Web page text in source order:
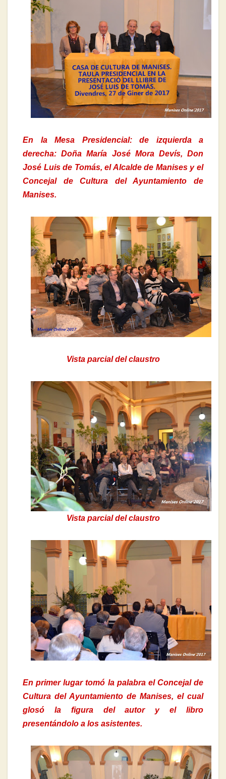
En la Mesa Presidencial: de izquierda a
derecha: Doña María José Mora Devís, Don
José Luis de Tomás, el Alcalde de Manises y el
Concejal de Cultura del Ayuntamiento de
Manises.
Vista parcial del claustro
Vista parcial del claustro
En primer lugar tomó la palabra el Concejal de
Cultura del Ayuntamiento de Manises, el cual
glosó la figura del autor y el libro
presentándolo a los asistentes.